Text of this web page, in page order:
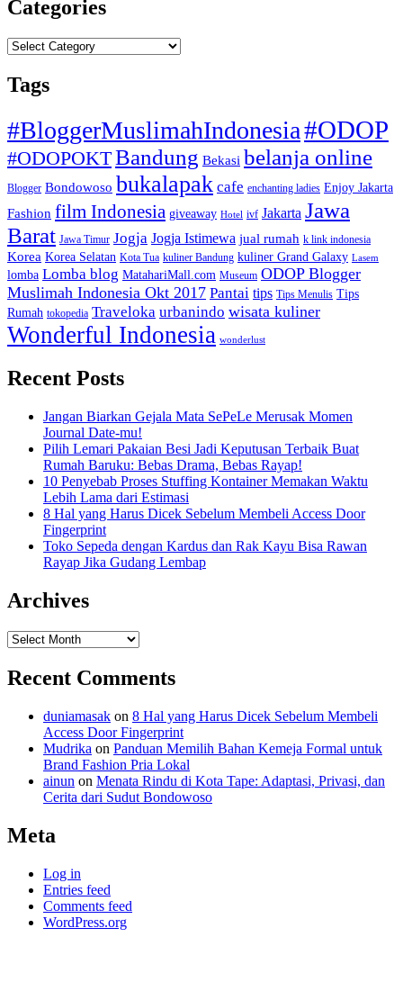
Categories
Categories
Tags
#BloggerMuslimahIndonesia#ODOP
#ODOPOKTBandung Bekasi belanja online
Blogger Bondowoso bukalapak cafe enchanting ladies Enjoy Jakarta
Fashion film Indonesia giveaway Hotel ivf Jakarta Jawa
Barat Jawa Timur Jogja Jogja Istimewa jual rumah k link indonesia
Korea Korea Selatan Kota Tua kuliner Bandung kuliner Grand Galaxy Lasem
lomba Lomba blog MatahariMall.com Museum ODOP Blogger
Muslimah Indonesia Okt 2017 Pantai tips Tips Menulis Tips
Rumah tokopedia Traveloka urbanindo wisata kuliner
Wonderful Indonesia wonderlust
Recent Posts
Jangan Biarkan Gejala Mata SePeLe Merusak Momen
Journal Date-mu!
Pilih Lemari Pakaian Besi Jadi Keputusan Terbaik Buat
Rumah Baruku: Bebas Drama, Bebas Rayap!
10 Penyebab Proses Stuffing Kontainer Memakan Waktu
Lebih Lama dari Estimasi
8 Hal yang Harus Dicek Sebelum Membeli Access Door
Fingerprint
Toko Sepeda dengan Kardus dan Rak Kayu Bisa Rawan
Rayap Jika Gudang Lembap
Archives
Archives
Recent Comments
duniamasak on 8 Hal yang Harus Dicek Sebelum Membeli
Access Door Fingerprint
Mudrika on Panduan Memilih Bahan Kemeja Formal untuk
Brand Fashion Pria Lokal
ainun on Menata Rindu di Kota Tape: Adaptasi, Privasi, dan
Cerita dari Sudut Bondowoso
Meta
Log in
Entries feed
Comments feed
WordPress.org